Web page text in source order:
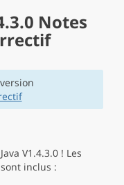
Notes
V1.4.3.0 ! Les
inclus :